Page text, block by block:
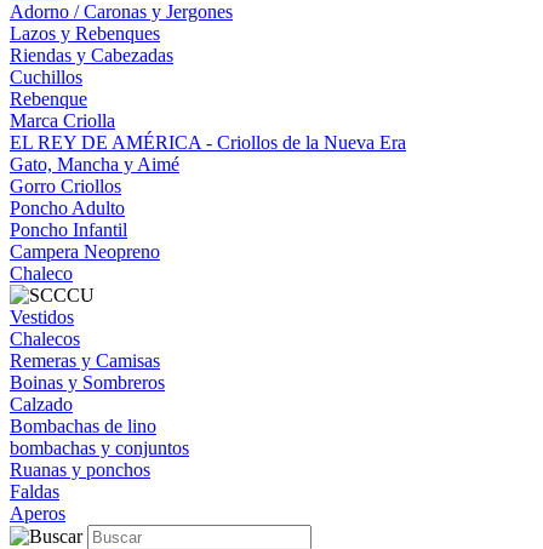
Adorno / Caronas y Jergones
Lazos y Rebenques
Riendas y Cabezadas
Cuchillos
Rebenque
Marca Criolla
EL REY DE AMÉRICA - Criollos de la Nueva Era
Gato, Mancha y Aimé
Gorro Criollos
Poncho Adulto
Poncho Infantil
Campera Neopreno
Chaleco
Vestidos
Chalecos
Remeras y Camisas
Boinas y Sombreros
Calzado
Bombachas de lino
bombachas y conjuntos
Ruanas y ponchos
Faldas
Aperos